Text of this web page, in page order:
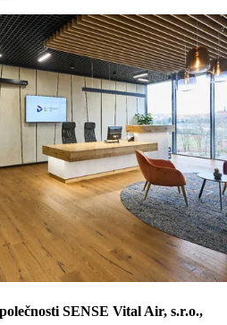
SENSE Vital Air, s.r.o.,